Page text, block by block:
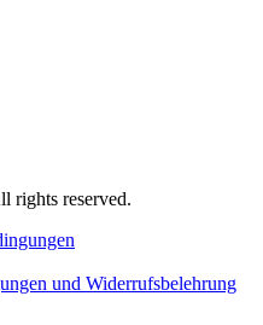
rights reserved.
und Widerrufsbelehrung